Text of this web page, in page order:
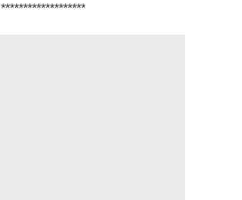
*******************